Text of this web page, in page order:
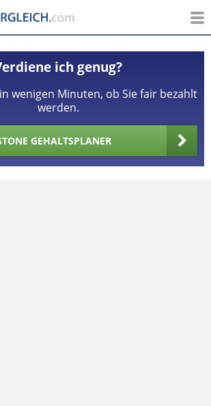
ich genug?
wenigen Minuten, ob Sie fair bezahlt
werden.
GEHALTSPLANER